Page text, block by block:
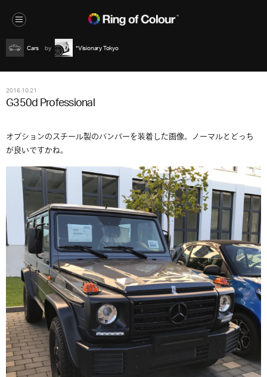
Cars *Visionary Tokyo
2016.10.21
G350d Professional
オプションのスチール製のバンパーを装着した画像。ノーマルとどっち
が良いですかね。